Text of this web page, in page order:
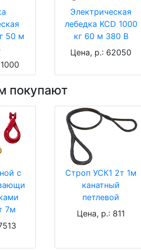
50 м
Электрическая
лебедка KCD 1000
кг 60 м 380 В
Цена, р.: 62050
покупают
с
7м
Строп УСК1 2т 1м
канатный
петлевой
Цена, р.: 811